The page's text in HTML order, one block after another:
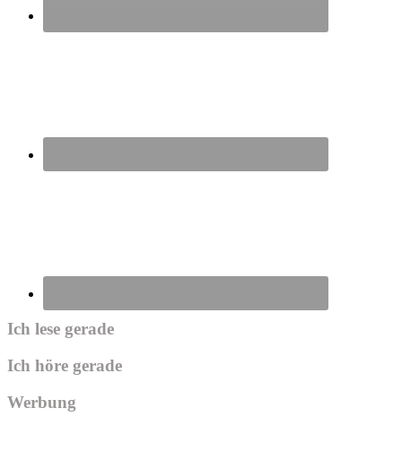
Ich lese gerade
Ich höre gerade
Werbung